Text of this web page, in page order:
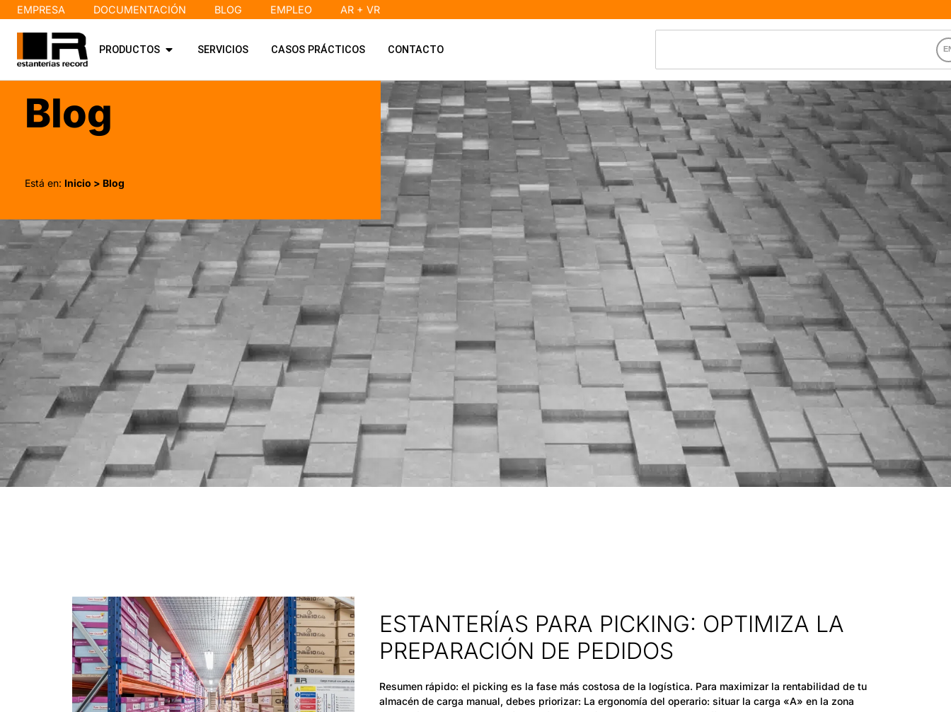
EMPRESA DOCUMENTACIÓN BLOG EMPLEO AR + VR
PRODUCTOS SERVICIOS CASOS PRÁCTICOS CONTACTO
Blog
Está en: Inicio > Blog
ESTANTERÍAS PARA PICKING: OPTIMIZA LA
PREPARACIÓN DE PEDIDOS
Resumen rápido: el picking es la fase más costosa de la logística. Para maximizar la rentabilidad de tu
almacén de carga manual, debes priorizar: La ergonomía del operario: situar la carga «A» en la zona